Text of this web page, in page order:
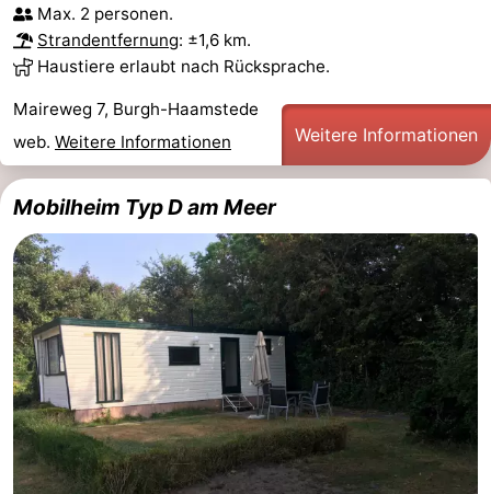
Forum
Route
-
Parken
Reisebuchshop
Medizin
Adressen
Region
Südholland
-
Leiden
Bollenstreek
-
Max. 2 personen.
Strandentfernung: ±1,6 km.
Haustiere erlaubt nach Rücksprache.
Maireweg 7, Burgh-Haamstede
web. Weitere Informationen Weitere Informationen
Mobilheim Typ D am Meer